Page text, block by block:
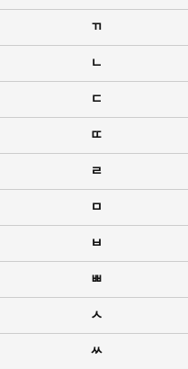
ㄲ
ㄴ
ㄷ
ㄸ
ㄹ
ㅁ
ㅂ
ㅃ
ㅅ
ㅆ